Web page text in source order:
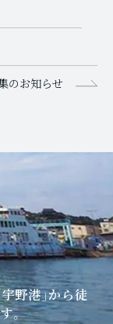
のお知らせ
野港」から徒
。